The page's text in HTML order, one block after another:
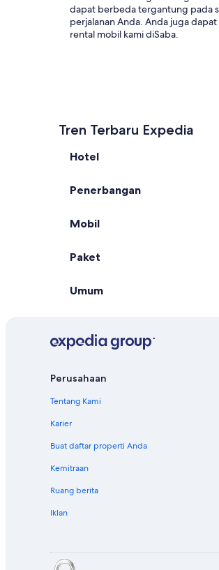
dapat berbeda tergantung pada
perjalanan Anda. Anda juga
rental mobil kami diSaba.
Tren Terbaru Expedia
Hotel
Penerbangan
Mobil
Paket
Umum
Perusahaan
Tentang Kami
Karier
Buat daftar properti Anda
Kemitraan
Ruang berita
Iklan